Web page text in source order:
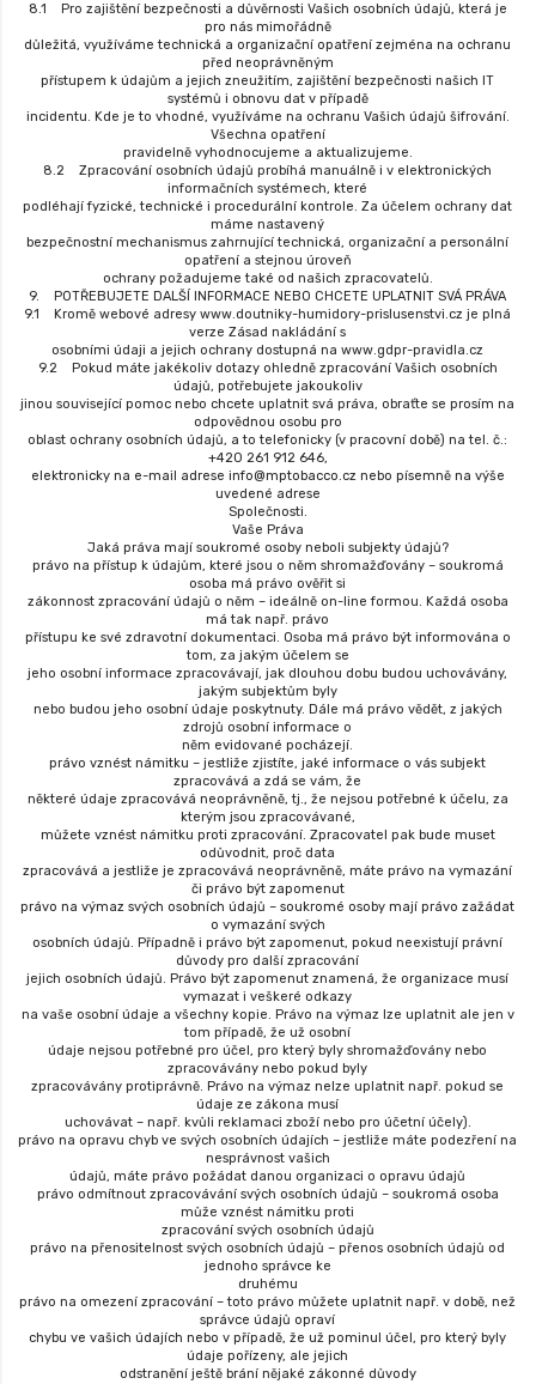
8.1 Pro zajištění bezpečnosti a důvěrnosti Vašich osobních údajů, která je
pro nás mimořádně
důležitá, využíváme technická a organizační opatření zejména na ochranu
před neoprávněným
přístupem k údajům a jejich zneužitím, zajištění bezpečnosti našich IT
systémů i obnovu dat v případě
incidentu. Kde je to vhodné, využíváme na ochranu Vašich údajů šifrování.
Všechna opatření
pravidelně vyhodnocujeme a aktualizujeme.
8.2 Zpracování osobních údajů probíhá manuálně i v elektronických
informačních systémech, které
podléhají fyzické, technické i procedurální kontrole. Za účelem ochrany dat
máme nastavený
bezpečnostní mechanismus zahrnující technická, organizační a personální
opatření a stejnou úroveň
ochrany požadujeme také od našich zpracovatelů.
9. POTŘEBUJETE DALŠÍ INFORMACE NEBO CHCETE UPLATNIT SVÁ PRÁVA
9.1 Kromě webové adresy www.doutniky-humidory-prislusenstvi.cz je plná
verze Zásad nakládání s
osobními údaji a jejich ochrany dostupná na www.gdpr-pravidla.cz
9.2 Pokud máte jakékoliv dotazy ohledně zpracování Vašich osobních
údajů, potřebujete jakoukoliv
jinou související pomoc nebo chcete uplatnit svá práva, obraťte se prosím na
odpovědnou osobu pro
oblast ochrany osobních údajů, a to telefonicky (v pracovní době) na tel. č.:
+420 261 912 646,
elektronicky na e-mail adrese info@mptobacco.cz nebo písemně na výše
uvedené adrese
Společnosti.
Vaše Práva
Jaká práva mají soukromé osoby neboli subjekty údajů?
právo na přístup k údajům, které jsou o něm shromažďovány – soukromá
osoba má právo ověřit si
zákonnost zpracování údajů o něm – ideálně on-line formou. Každá osoba
má tak např. právo
přístupu ke své zdravotní dokumentaci. Osoba má právo být informována o
tom, za jakým účelem se
jeho osobní informace zpracovávají, jak dlouhou dobu budou uchovávány,
jakým subjektům byly
nebo budou jeho osobní údaje poskytnuty. Dále má právo vědět, z jakých
zdrojů osobní informace o
něm evidované pocházejí.
právo vznést námitku – jestliže zjistíte, jaké informace o vás subjekt
zpracovává a zdá se vám, že
některé údaje zpracovává neoprávněně, tj., že nejsou potřebné k účelu, za
kterým jsou zpracovávané,
můžete vznést námitku proti zpracování. Zpracovatel pak bude muset
odůvodnit, proč data
zpracovává a jestliže je zpracovává neoprávněně, máte právo na vymazání
či právo být zapomenut
právo na výmaz svých osobních údajů – soukromé osoby mají právo zažádat
o vymazání svých
osobních údajů. Případně i právo být zapomenut, pokud neexistují právní
důvody pro další zpracování
jejich osobních údajů. Právo být zapomenut znamená, že organizace musí
vymazat i veškeré odkazy
na vaše osobní údaje a všechny kopie. Právo na výmaz lze uplatnit ale jen v
tom případě, že už osobní
údaje nejsou potřebné pro účel, pro který byly shromažďovány nebo
zpracovávány nebo pokud byly
zpracovávány protiprávně. Právo na výmaz nelze uplatnit např. pokud se
údaje ze zákona musí
uchovávat – např. kvůli reklamaci zboží nebo pro účetní účely).
právo na opravu chyb ve svých osobních údajích – jestliže máte podezření na
nesprávnost vašich
údajů, máte právo požádat danou organizaci o opravu údajů
právo odmítnout zpracovávání svých osobních údajů – soukromá osoba
může vznést námitku proti
zpracování svých osobních údajů
právo na přenositelnost svých osobních údajů – přenos osobních údajů od
jednoho správce ke
druhému
právo na omezení zpracování – toto právo můžete uplatnit např. v době, než
správce údajů opraví
chybu ve vašich údajích nebo v případě, že už pominul účel, pro který byly
údaje pořízeny, ale jejich
odstranění ještě brání nějaké zákonné důvody